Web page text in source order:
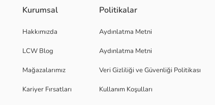
Kurumsal
Hakkımızda
LCW Blog
Mağazalarımız
Kariyer Fırsatları
Politikalar
Aydınlatma Metni
Aydınlatma Metni
Veri Gizliliği ve Güvenliği Politikası
Kullanım Koşulları